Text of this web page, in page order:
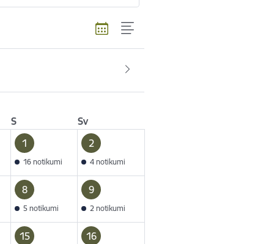
S
Sv
1
16 notikumi
2
4 notikumi
8
5 notikumi
9
2 notikumi
15 16